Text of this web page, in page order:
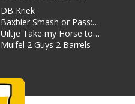
DB Kriek
Baxbier Smash or Pass:
Strata
Uiltje Take my Horse to
the Hotel Room
Muifel 2 Guys 2 Barrels